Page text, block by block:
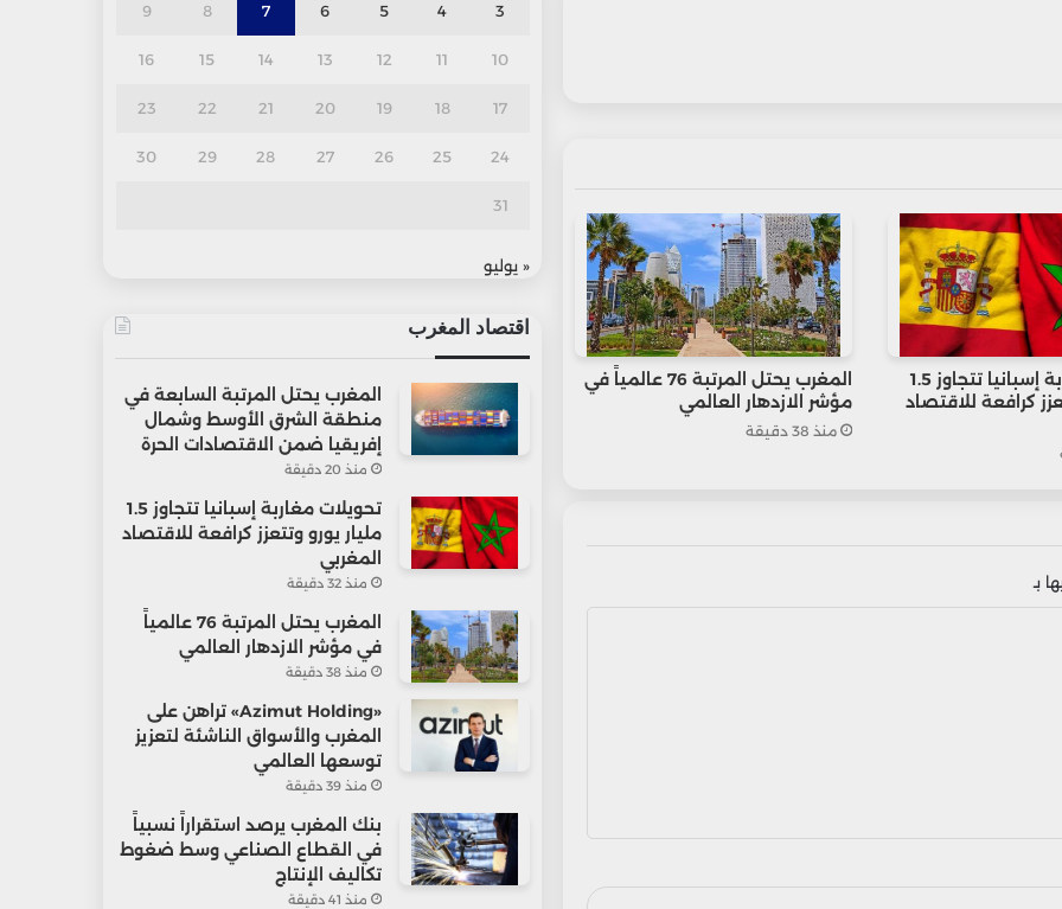
تحويلات مغاربة إسبانيا تتجاوز 1.5
كرافعة للاقتصاد
المغرب يحتل المرتبة 76 عالمياً في
مؤشر الازدهار العالمي
منذ 38 دقيقة
بـ
3
4
5
6
7
8
9
10
11
12
13
14
15
16
17
18
19
20
21
22
23
24
25
26
27
28
29
30
31
« يوليو
اقتصاد المغرب
المغرب يحتل المرتبة السابعة في
منطقة الشرق الأوسط وشمال
إفريقيا ضمن الاقتصادات الحرة
منذ 20 دقيقة
تحويلات مغاربة إسبانيا تتجاوز 1.5
مليار يورو وتتعزز كرافعة للاقتصاد
المغربي
منذ 32 دقيقة
المغرب يحتل المرتبة 76 عالمياً
في مؤشر الازدهار العالمي
منذ 38 دقيقة
«Azimut Holding» تراهن على
المغرب والأسواق الناشئة لتعزيز
توسعها العالمي
منذ 39 دقيقة
بنك المغرب يرصد استقراراً نسبياً
في القطاع الصناعي وسط ضغوط
تكاليف الإنتاج
منذ 41 دقيقة